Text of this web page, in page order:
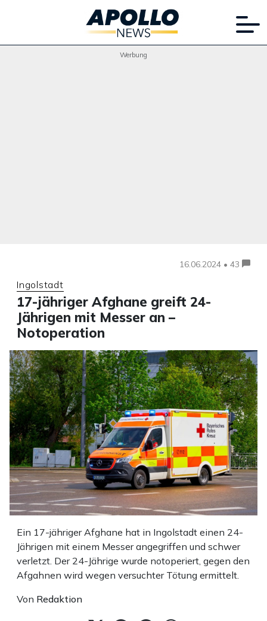
Werbung
16.06.2024 • 43
Ingolstadt
17-jähriger Afghane greift 24-
Jährigen mit Messer an –
Notoperation
Ein 17-jähriger Afghane hat in Ingolstadt einen 24-
Jährigen mit einem Messer angegriffen und schwer
verletzt. Der 24-Jährige wurde notoperiert, gegen den
Afgahnen wird wegen versuchter Tötung ermittelt.
Von Redaktion